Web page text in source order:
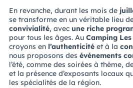
En revanche, durant les mois de
se transforme en un véritable lieu
convivialité, avec une riche
pour tous les âges. Au Camping
croyons en l’authenticitéet à la
nous proposons des événements
l’été, comme des soirées à thème,
et la présence d’exposants locaux
les spécialités de la région.